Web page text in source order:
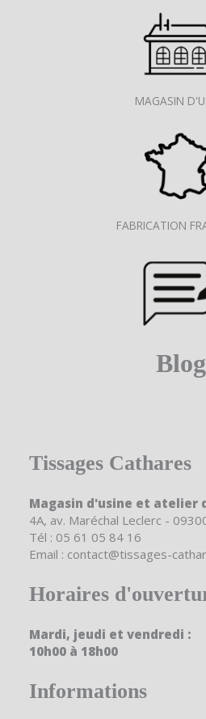
MAGASIN
FABRICATION
Blog
Tissages Cathares
Magasin d'usine et atelier
4A, av. Maréchal Leclerc -
Tél : 05 61 05 84 16
Email : contact@tissages-
Horaires
Mardi, jeudi et vendredi :
10h00 à 18h00
Informations